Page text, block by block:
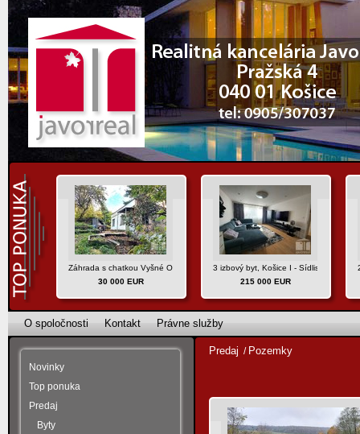
Záhrada s chatkou Vyšné Opátske, Košice IV
30 000 EUR
3 izbový byt, Košice I - Sídlisko
215 000 EUR
O spoločnosti Kontakt Právne služby
Novinky
Top ponuka
Predaj
Byty
Predaj / Pozemky